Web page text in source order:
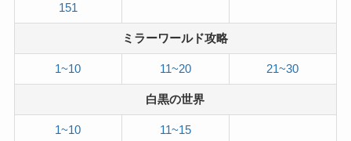
151
ミラーワールド攻略
1~10 11~20 21~30
白黒の世界
1~10 11~15